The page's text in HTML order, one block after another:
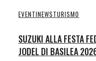
EVENTINEWSTURISMO
SUZUKI ALLA FESTA
JODEL DI BASILEA